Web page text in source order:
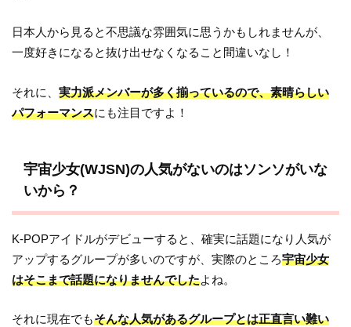
日本人から見ると不思議な雰囲気に思うかもしれませんが、
一度好きになると抜け出せなくなること間違いなし！
それに、実力派メンバーが多く揃っているので、素晴らしい
パフォーマンスにも注目ですよ！
宇宙少女(WJSN)の人気がないのはソンソがいな
いから？
K-POPアイドルがデビューすると、確実に話題になり人気が
アップするグループが多いのですが、実際のところ宇宙少女
はそこまで話題になりませんでしたよね。
それに現在でもそんな人気があるグループとは正直言い難い